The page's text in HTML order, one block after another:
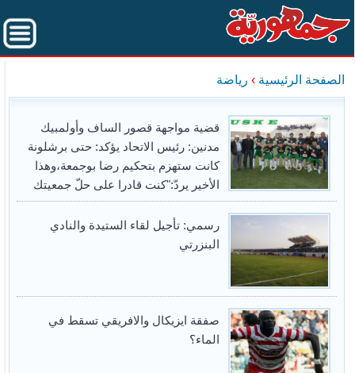
الصفحة الرئيسية › رياضة
قضية مواجهة قصور الساف وأولمبيك
مدنين: رئيس الاتحاد يؤكد: حتى برشلونة
كانت ستهزم بتحكيم رضا بوجمعة،وهذا
الأخير يردّ:"كنت قادرا على حلّ جمعيتك
رسمي: تأجيل لقاء الستيدة والنادي
البنزرتي
صفقة ايزيكال والافريقي تسقط في
الماء؟